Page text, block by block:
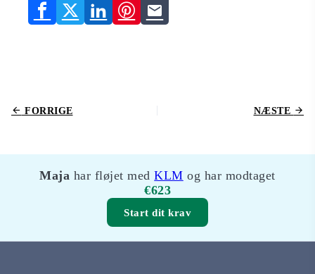
FORRIGE NÆSTE
Maja har fløjet medKLM og har modtaget
€623
Start dit krav